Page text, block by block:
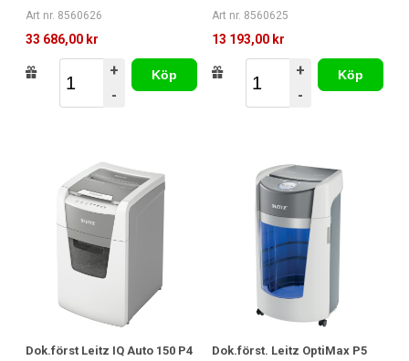
Art nr. 8560626
33 686,00 kr
+
-
Köp
Art nr. 8560625
13 193,00 kr
+
-
Köp
Dok.först Leitz IQ Auto 150 P4 Dok.först. Leitz OptiMax P5